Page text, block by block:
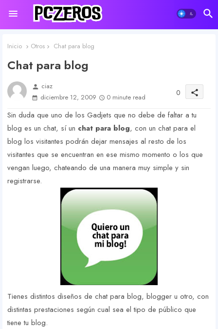
Inicio Otros Chat para blog
Chat para blog
person ciaz
diciembre 12, 2009
0 minute read 0 share
Sin duda que uno de los Gadjets que no debe de faltar a tu
blog es un chat, sí un chat para blog, con un chat para el
blog los visitantes podrán dejar mensajes al resto de los
visitantes que se encuentran en ese mismo momento o los que
vengan luego, chateando de una manera muy simple y sin
registrarse.
Tienes distintos diseños de chat para blog, blogger u otro, con
distintas prestaciones según cual sea el tipo de público que
tiene tu blog.